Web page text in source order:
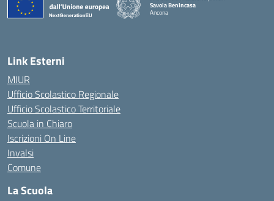
Savoia Benincasa
Ancona
Link Esterni
MIUR
Ufficio Scolastico Regionale
Ufficio Scolastico Territoriale
Scuola in Chiaro
Iscrizioni On Line
Invalsi
Comune
La Scuola